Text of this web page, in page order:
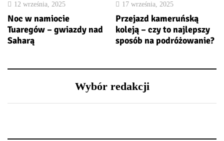
12 września, 2025
Noc w namiocie
Tuaregów – gwiazdy nad
Saharą
17 września, 2025
Przejazd kameruńską
koleją – czy to najlepszy
sposób na podróżowanie?
Wybór redakcji